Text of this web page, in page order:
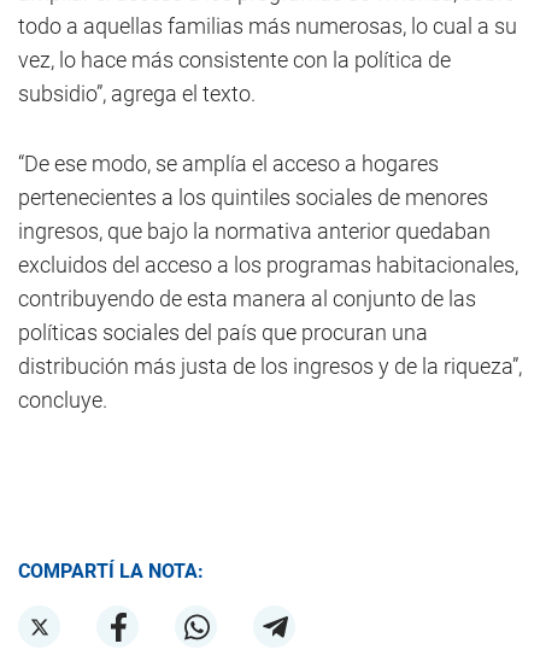
todo a aquellas familias más numerosas, lo cual a su
vez, lo hace más consistente con la política de
subsidio”, agrega el texto.
“De ese modo, se amplía el acceso a hogares
pertenecientes a los quintiles sociales de menores
ingresos, que bajo la normativa anterior quedaban
excluidos del acceso a los programas habitacionales,
contribuyendo de esta manera al conjunto de las
políticas sociales del país que procuran una
distribución más justa de los ingresos y de la riqueza”,
concluye.
COMPARTÍ LA NOTA: